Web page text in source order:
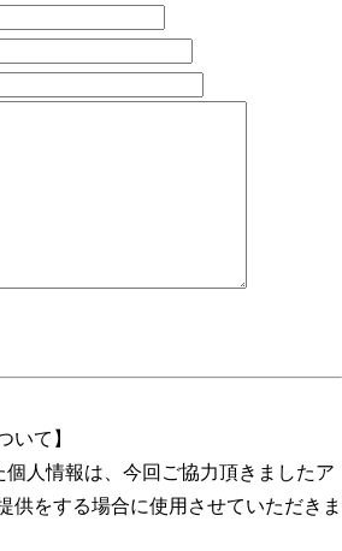
いて】
人情報は、今回ご協力頂きましたア
供をする場合に使用させていただきま